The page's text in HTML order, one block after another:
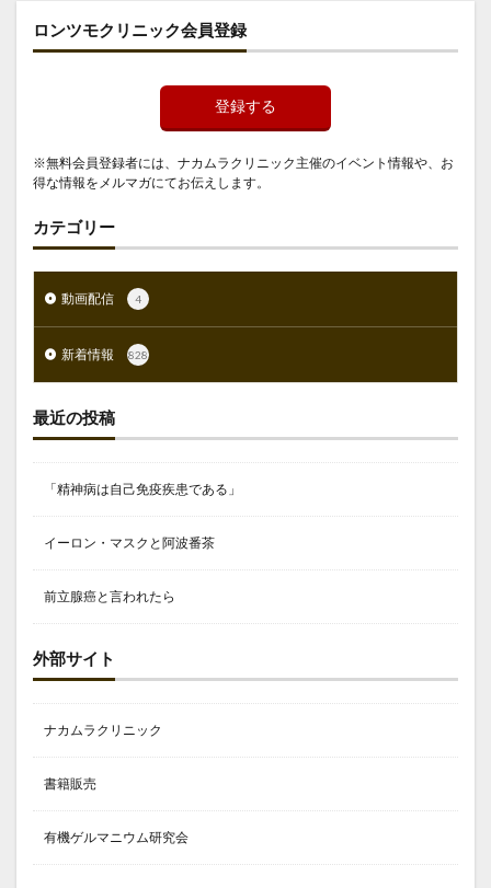
ロンツモクリニック会員登録
登録する
※無料会員登録者には、ナカムラクリニック主催のイベント情報や、お
得な情報をメルマガにてお伝えします。
カテゴリー
動画配信 4
新着情報 828
最近の投稿
「精神病は自己免疫疾患である」
イーロン・マスクと阿波番茶
前立腺癌と言われたら
外部サイト
ナカムラクリニック
書籍販売
有機ゲルマニウム研究会